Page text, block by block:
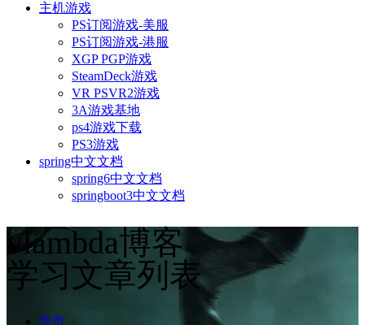
主机游戏
PS订阅游戏-美服
PS订阅游戏-港服
XGP PGP游戏
SteamDeck游戏
VR PSVR2游戏
3A游戏基地
ps4游戏下载
PS3游戏
spring中文文档
spring6中文文档
springboot3中文文档
vlambda博客
学习文章列表
首页